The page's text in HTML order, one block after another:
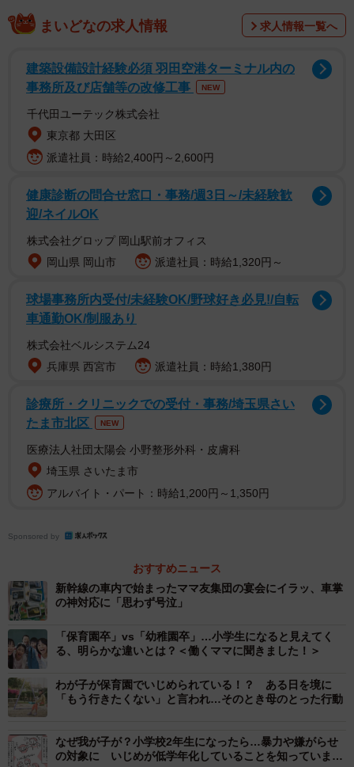
（Jürgen Fälchle/stock.adobe.com）
ドイツの幼稚園でまさかのいじめ？
心配になって朝一番で先生に相談すると、こんな回答がか
えってきました。
題になっています。今度、ご両親を呼んで話し合いをする
予定です」
悪意ある表現を使えば「あの子は問題児だから、今度両親
を園に呼び出します」と他の保護者に伝えているわけです
から。でも現状を説明してもらったことで、色々な意味で
安心しました。
まず、息子が「いじめの標的」になっているわけではない
ということ。
幼稚園で組織的ないじめはほとんどないでしょうが、人種
差別的な扱いがあるのではないかと心配していました。
まいどなの求人情報 求人情報一覧へ
建築設備設計経験必須 羽田空港ターミナル内の
事務所及び店舗等の改修工事
NEW
千代田ユーテック株式会社
東京都 大田区
派遣社員：時給2,400円～2,600円
健康診断の問合せ窓口・事務/週3日～/未経験歓
迎/ネイルOK
株式会社グロップ 岡山駅前オフィス
岡山県 岡山市
派遣社員：時給1,320円～
球場事務所内受付/未経験OK/野球好き必見!/自転
車通勤OK/制服あり
株式会社ベルシステム24
兵庫県 西宮市
派遣社員：時給1,380円
診療所・クリニックでの受付・事務/埼玉県さい
たま市北区
NEW
医療法人社団太陽会 小野整形外科・皮膚科
埼玉県 さいたま市
アルバイト・パート：時給1,200円～1,350円
Sponsored by
おすすめニュース
新幹線の車内で始まったママ友集団の宴会にイラッ、車掌
の神対応に「思わず号泣」
「保育園卒」vs「幼稚園卒」…小学生になると見えてく
る、明らかな違いとは？＜働くママに聞きました！＞
わが子が保育園でいじめられている！？ ある日を境に
「もう行きたくない」と言われ…そのとき母のとった行動
なぜ我が子が？小学校2年生になったら…暴力や嫌がらせ
の対象に いじめが低学年化していることを知っています